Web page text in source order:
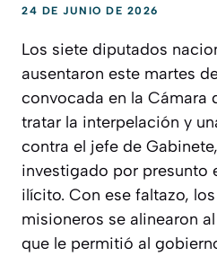
24 DE JUNIO DE 2026
Los siete diputados
ausentaron este martes
convocada en la Cámara
tratar la interpelación y
contra el jefe de
investigado por presunto
ilícito. Con ese faltazo,
misioneros se alinearon
que le permitió al